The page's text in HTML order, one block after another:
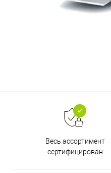
Весь ассортимент
сертифицирован